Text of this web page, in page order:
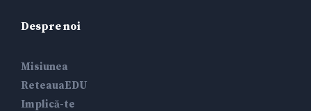
Despre noi
Misiunea
ReteauaEDU
Implică-te